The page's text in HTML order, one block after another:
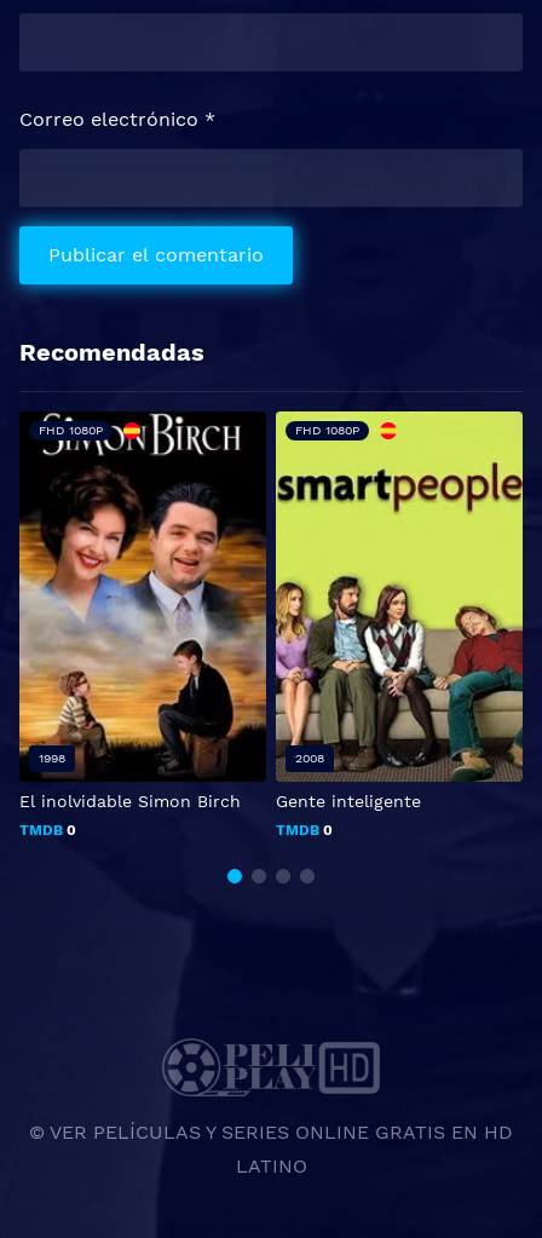
Correo electrónico *
Recomendadas
El inolvidable Simon Birch
TMDB 0
FHD 1080P
1998
Gente inteligente
TMDB 0
FHD 1080P
2008
© VER PELÍCULAS Y SERIES ONLINE GRATIS EN HD
LATINO